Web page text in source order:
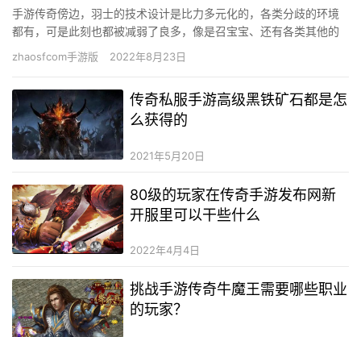
手游传奇傍边，羽士的技术设计是比力多元化的，各类分歧的环境
都有，可是此刻也都被减弱了良多，像是召宝宝、还有各类其他的
技术此刻都没有太年夜的特点，特别是呼唤的神兽此刻法师都可以
zhaosfcom手游版 2022年8月23日
传奇私服手游高级黑铁矿石都是怎
么获得的
2021年5月20日
80级的玩家在传奇手游发布网新
开服里可以干些什么
2022年4月4日
挑战手游传奇牛魔王需要哪些职业
的玩家？